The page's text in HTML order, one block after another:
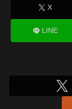
X
LINE